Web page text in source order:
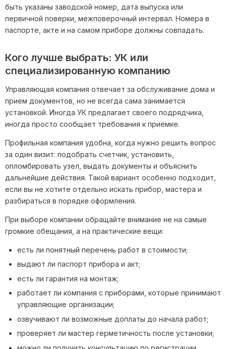
быть указаны заводской номер, дата выпуска или
первичной поверки, межповерочный интервал. Номера в
паспорте, акте и на самом приборе должны совпадать.
Кого лучше выбрать: УК или
специализированную компанию
Управляющая компания отвечает за обслуживание дома и
прием документов, но не всегда сама занимается
установкой. Иногда УК предлагает своего подрядчика,
иногда просто сообщает требования к приемке.
Профильная компания удобна, когда нужно решить вопрос
за один визит: подобрать счетчик, установить,
опломбировать узел, выдать документы и объяснить
дальнейшие действия. Такой вариант особенно подходит,
если вы не хотите отдельно искать прибор, мастера и
разбираться в порядке оформления.
При выборе компании обращайте внимание не на самые
громкие обещания, а на практические вещи:
есть ли понятный перечень работ в стоимости;
выдают ли паспорт прибора и акт;
есть ли гарантия на монтаж;
работает ли компания с приборами, которые принимают
управляющие организации;
озвучивают ли возможные доплаты до начала работ;
проверяет ли мастер герметичность после установки;